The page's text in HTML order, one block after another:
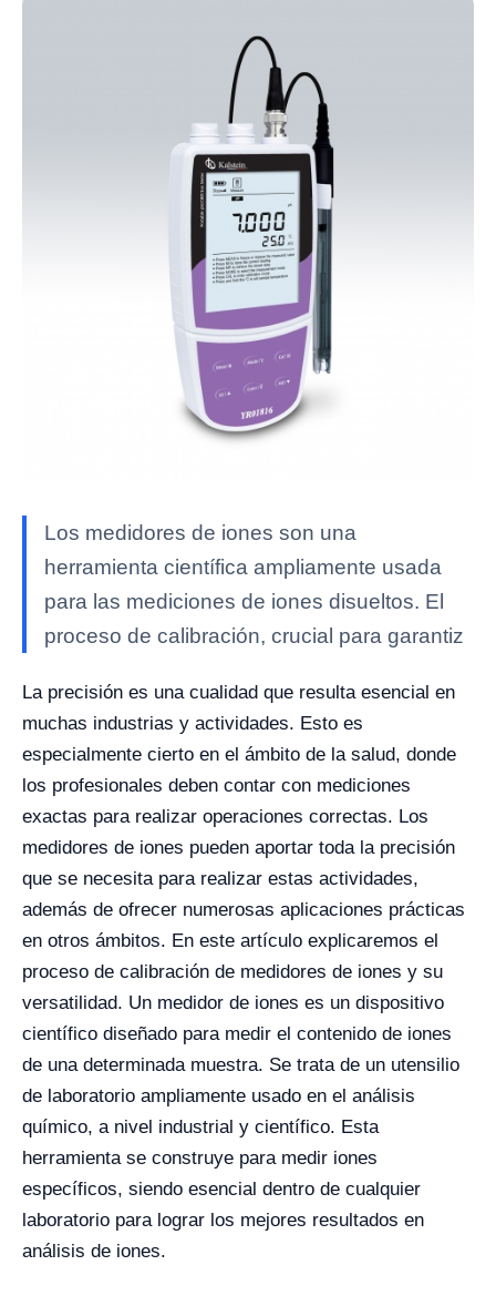
Los medidores de iones son una
herramienta científica ampliamente usada
para las mediciones de iones disueltos. El
proceso de calibración, crucial para garantiz
La precisión es una cualidad que resulta esencial en
muchas industrias y actividades. Esto es
especialmente cierto en el ámbito de la salud, donde
los profesionales deben contar con mediciones
exactas para realizar operaciones correctas. Los
medidores de iones pueden aportar toda la precisión
que se necesita para realizar estas actividades,
además de ofrecer numerosas aplicaciones prácticas
en otros ámbitos. En este artículo explicaremos el
proceso de calibración de medidores de iones y su
versatilidad. Un medidor de iones es un dispositivo
científico diseñado para medir el contenido de iones
de una determinada muestra. Se trata de un utensilio
de laboratorio ampliamente usado en el análisis
químico, a nivel industrial y científico. Esta
herramienta se construye para medir iones
específicos, siendo esencial dentro de cualquier
laboratorio para lograr los mejores resultados en
análisis de iones.